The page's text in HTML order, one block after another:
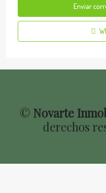
Enviar
© Novarte
derechos